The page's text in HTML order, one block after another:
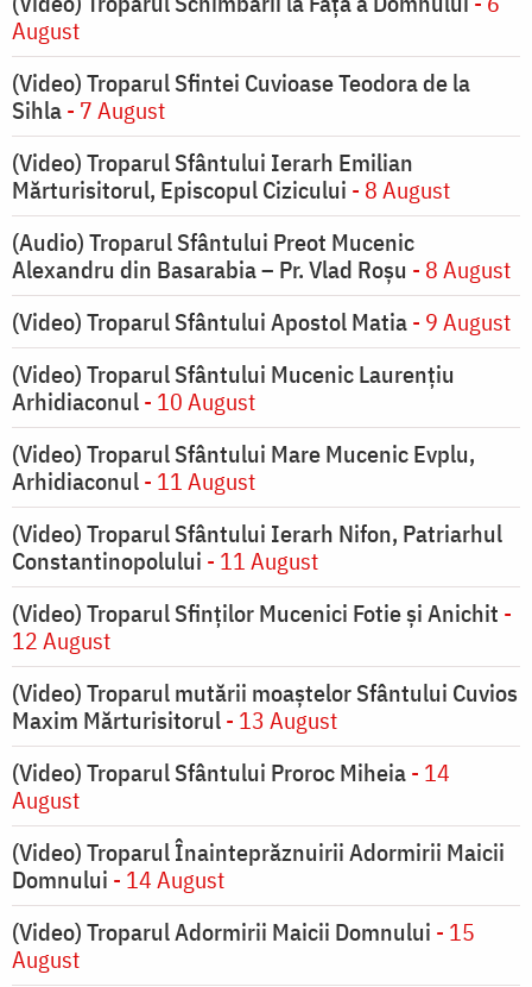
August
(Video) Troparul Sfintei Cuvioase Teodora de la
Sihla- 7 August
(Video) Troparul Sfântului Ierarh Emilian
Mărturisitorul, Episcopul Cizicului - 8 August
(Audio) Troparul Sfântului Preot Mucenic
Alexandru din Basarabia – Pr. Vlad Roșu - 8 August
(Video) Troparul Sfântului Apostol Matia- 9 August
(Video) Troparul Sfântului Mucenic Laurențiu
Arhidiaconul- 10 August
(Video) Troparul Sfântului Mare Mucenic Evplu,
Arhidiaconul- 11 August
(Video) Troparul Sfântului Ierarh Nifon, Patriarhul
Constantinopolului - 11 August
(Video) Troparul Sfinților Mucenici Fotie și Anichit -
12 August
(Video) Troparul mutării moaștelor Sfântului Cuvios
Maxim Mărturisitorul- 13 August
(Video) Troparul Sfântului Proroc Miheia- 14
August
(Video) Troparul Înainteprăznuirii Adormirii Maicii
Domnului - 14 August
(Video) Troparul Adormirii Maicii Domnului - 15
August